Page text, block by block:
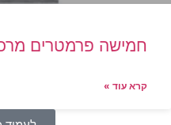
חמישה פרמטרים
קרא עוד »